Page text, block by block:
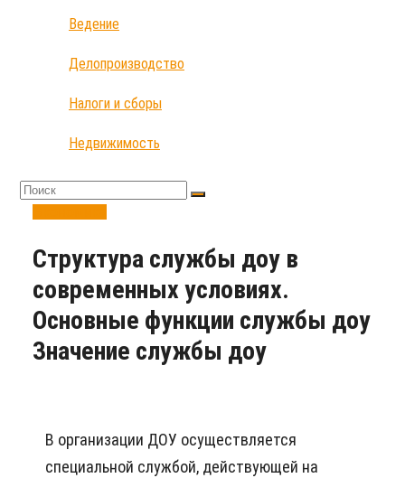
Ведение
Делопроизводство
Налоги и сборы
Недвижимость
Структура службы доу в
современных условиях.
Основные функции службы доу
Значение службы доу
В организации ДОУ осуществляется
специальной службой, действующей на